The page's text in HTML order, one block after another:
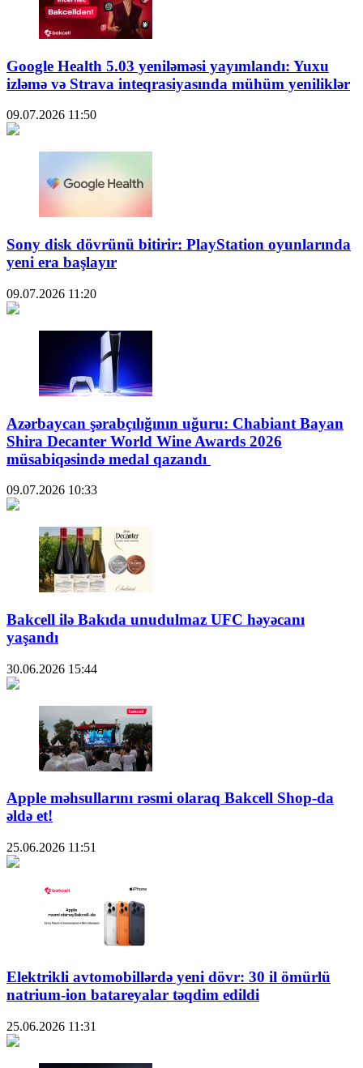
Google Health 5.03 yeniləməsi yayımlandı: Yuxu
izləmə və Strava inteqrasiyasında mühüm yeniliklər
09.07.2026 11:50
Sony disk dövrünü bitirir: PlayStation oyunlarında
yeni era başlayır
09.07.2026 11:20
Azərbaycan şərabçılığının uğuru: Chabiant Bayan
Shira Decanter World Wine Awards 2026
müsabiqəsində medal qazandı
09.07.2026 10:33
Bakcell ilə Bakıda unudulmaz UFC həyəcanı
yaşandı
30.06.2026 15:44
Apple məhsullarını rəsmi olaraq Bakcell Shop-da
əldə et!
25.06.2026 11:51
Elektrikli avtomobillərdə yeni dövr: 30 il ömürlü
natrium-ion batareyalar təqdim edildi
25.06.2026 11:31